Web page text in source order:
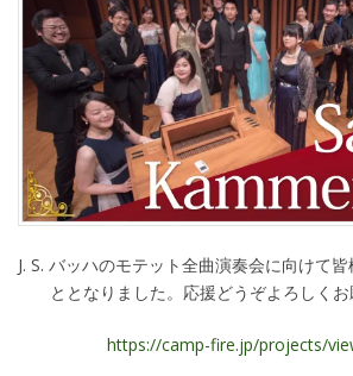
J. S. バッハのモテット全曲演奏会に向けて
ととなりました。応援どうぞよろしくお
https://camp-fire.jp/projects/